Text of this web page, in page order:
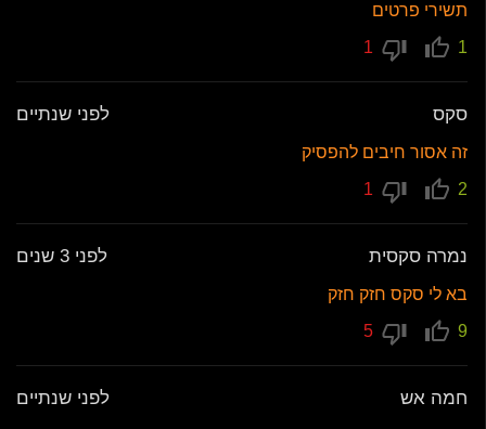
תשירי פרטים
1
סקס לפני שנתיים
זה אסור חיבים להפסיק
2
נמרה סקסית לפני 3 שנים
בא לי סקס חזק חזק
9
חמה אש לפני שנתיים